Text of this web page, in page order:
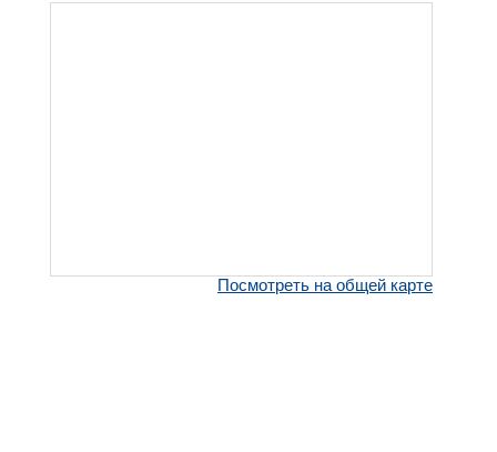
Посмотреть на общей карте